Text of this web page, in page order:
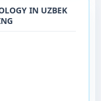
IN UZBEK